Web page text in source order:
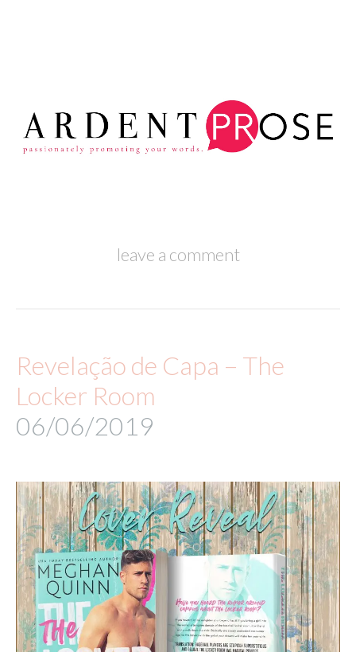
leave a comment
Revelação de Capa – The
Locker Room
06/06/2019